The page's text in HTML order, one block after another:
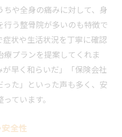
ちや全身の痛みに対して、身
う整骨院が多いのも特徴で
状や生活状況を丁寧に確認
プランを提案してくれま
早く和らいだ」「保険会社
った」といった声も多く、安
ています。
全性